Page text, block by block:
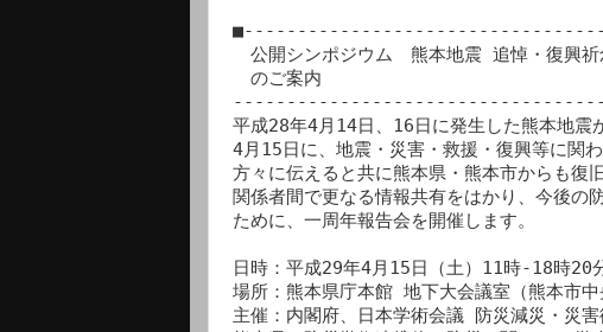
公開シンポジウム　熊本地震 追悼・復興祈
のご案内
平成28年4月14日、16日に発生した熊本地震
4月15日に、地震・災害・救援・復興等に関
方々に伝えると共に熊本県・熊本市からも復
関係者間で更なる情報共有をはかり、今後の
ために、一周年報告会を開催します。
日時：平成29年4月15日（土）11時-18時20
場所：熊本県庁本館 地下大会議室（熊本市
主催：内閣府、日本学術会議 防災減災・災害